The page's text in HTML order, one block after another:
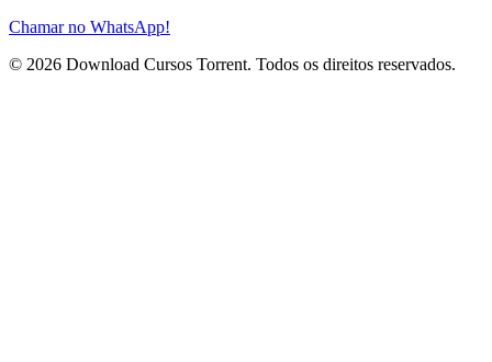
Chamar no WhatsApp!
© 2026 Download Cursos Torrent. Todos os direitos reservados.